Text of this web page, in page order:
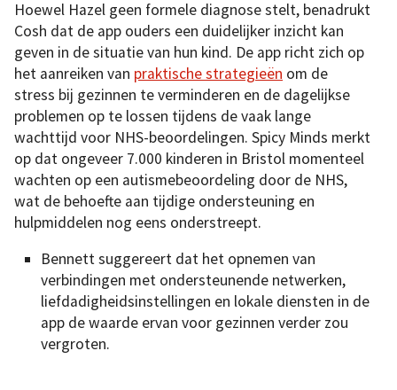
Hoewel Hazel geen formele diagnose stelt, benadrukt
Cosh dat de app ouders een duidelijker inzicht kan
geven in de situatie van hun kind. De app richt zich op
het aanreiken van praktische strategieën om de
stress bij gezinnen te verminderen en de dagelijkse
problemen op te lossen tijdens de vaak lange
wachttijd voor NHS-beoordelingen. Spicy Minds merkt
op dat ongeveer 7.000 kinderen in Bristol momenteel
wachten op een autismebeoordeling door de NHS,
wat de behoefte aan tijdige ondersteuning en
hulpmiddelen nog eens onderstreept.
Bennett suggereert dat het opnemen van
verbindingen met ondersteunende netwerken,
liefdadigheidsinstellingen en lokale diensten in de
app de waarde ervan voor gezinnen verder zou
vergroten.